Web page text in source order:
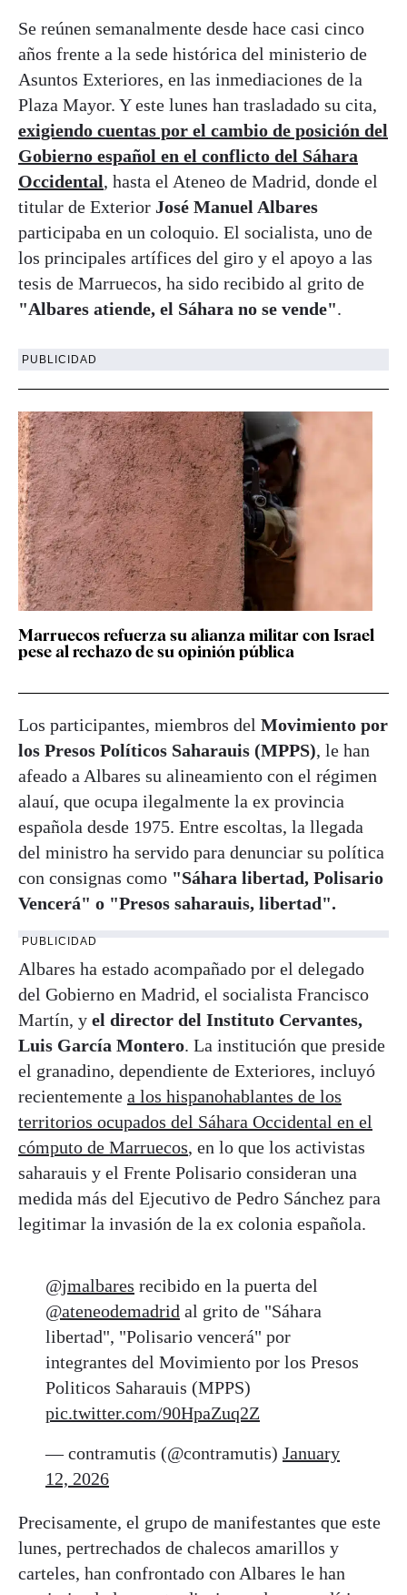
Se reúnen semanalmente desde hace casi cinco
años frente a la sede histórica del ministerio de
Asuntos Exteriores, en las inmediaciones de la
Plaza Mayor. Y este lunes han trasladado su cita,
exigiendo cuentas por el cambio de posición del
Gobierno español en el conflicto del Sáhara
Occidental, hasta el Ateneo de Madrid, donde el
titular de Exterior José Manuel Albares
participaba en un coloquio. El socialista, uno de
los principales artífices del giro y el apoyo a las
tesis de Marruecos, ha sido recibido al grito de
"Albares atiende, el Sáhara no se vende".
PUBLICIDAD
Marruecos refuerza su alianza militar con Israel
pese al rechazo de su opinión pública
Los participantes, miembros del Movimiento por
los Presos Políticos Saharauis (MPPS), le han
afeado a Albares su alineamiento con el régimen
alauí, que ocupa ilegalmente la ex provincia
española desde 1975. Entre escoltas, la llegada
del ministro ha servido para denunciar su política
con consignas como "Sáhara libertad, Polisario
Vencerá" o "Presos saharauis, libertad".
PUBLICIDAD
Albares ha estado acompañado por el delegado
del Gobierno en Madrid, el socialista Francisco
Martín, y el director del Instituto Cervantes,
Luis García Montero. La institución que preside
el granadino, dependiente de Exteriores, incluyó
recientemente a los hispanohablantes de los
territorios ocupados del Sáhara Occidental en el
cómputo de Marruecos, en lo que los activistas
saharauis y el Frente Polisario consideran una
medida más del Ejecutivo de Pedro Sánchez para
legitimar la invasión de la ex colonia española.
@jmalbares recibido en la puerta del
@ateneodemadrid al grito de "Sáhara
libertad", "Polisario vencerá" por
integrantes del Movimiento por los Presos
Politicos Saharauis (MPPS)
pic.twitter.com/90HpaZuq2Z
— contramutis (@contramutis) January
12, 2026
Precisamente, el grupo de manifestantes que este
lunes, pertrechados de chalecos amarillos y
carteles, han confrontado con Albares le han